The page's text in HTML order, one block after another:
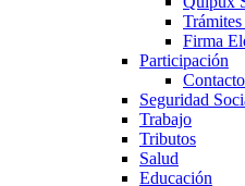
Firma
Participación
Seguridad
Trabajo
Tributos
Salud
Educación